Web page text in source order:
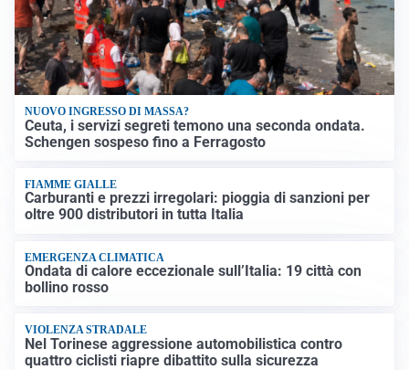
NUOVO INGRESSO DI MASSA?
Ceuta, i servizi segreti temono una seconda ondata.
Schengen sospeso fino a Ferragosto
FIAMME GIALLE
Carburanti e prezzi irregolari: pioggia di sanzioni per
oltre 900 distributori in tutta Italia
EMERGENZA CLIMATICA
Ondata di calore eccezionale sull’Italia: 19 città con
bollino rosso
VIOLENZA STRADALE
Nel Torinese aggressione automobilistica contro
quattro ciclisti riapre dibattito sulla sicurezza